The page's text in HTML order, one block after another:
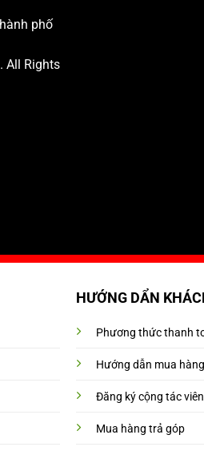
phố
. All Rights
HƯỚNG DẨN
Phương thức thanh
Hướng dẫn mua
Đăng ký cộng tác viên
Mua hàng trả góp